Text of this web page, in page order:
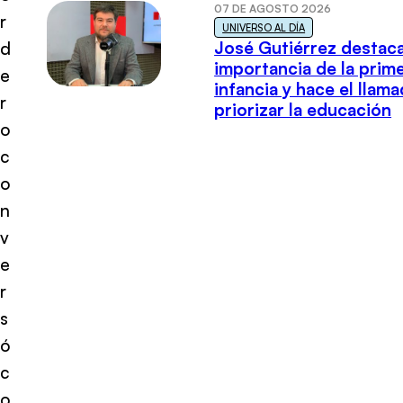
r
d
e
r
o
c
o
n
v
e
r
s
ó
c
07 DE AGOSTO 2026
UNIVERSO AL DÍA
José Gutiérrez
importancia de la
infancia y hace el
priorizar la educación